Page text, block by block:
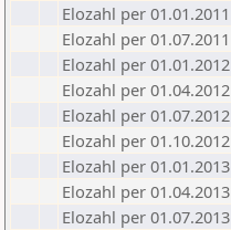
Elozahl per 01.01.2011
Elozahl per 01.07.2011
Elozahl per 01.01.2012
Elozahl per 01.04.2012
Elozahl per 01.07.2012
Elozahl per 01.10.2012
Elozahl per 01.01.2013
Elozahl per 01.04.2013
Elozahl per 01.07.2013